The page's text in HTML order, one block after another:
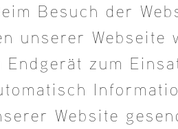
Besuch der
unserer Webseite
zum
Website